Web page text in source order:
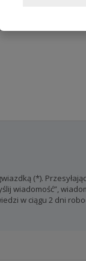
(*).
wiadomość”,
w ciągu 2 dni